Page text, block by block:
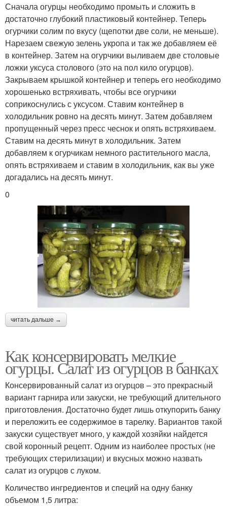
Сначала огурцы необходимо промыть и сложить в
достаточно глубокий пластиковый контейнер. Теперь
огурчики солим по вкусу (щепотки две соли, не меньше).
Нарезаем свежую зелень укропа и так же добавляем её
в контейнер. Затем на огурчики выливаем две столовые
ложки уксуса столового (это на пол кило огурцов).
Закрываем крышкой контейнер и теперь его необходимо
хорошенько встряхивать, чтобы все огурчики
соприкоснулись с уксусом. Ставим контейнер в
холодильник ровно на десять минут. Затем добавляем
пропущенный через пресс чеснок и опять встряхиваем.
Ставим на десять минут в холодильник. Затем
добавляем к огурчикам немного растительного масла,
опять встряхиваем и ставим в холодильник, как вы уже
догадались на десять минут.
0
читать дальше →
Как консервировать мелкие
огурцы. Салат из огурцов в банках
Консервированный салат из огурцов – это прекрасный
вариант гарнира или закуски, не требующий длительного
приготовления. Достаточно будет лишь откупорить банку
и переложить ее содержимое в тарелку. Вариантов такой
закуски существует много, у каждой хозяйки найдется
свой коронный рецепт. Одним из наиболее простых (не
требующих стерилизации) и вкусных можно назвать
салат из огурцов с луком.
Количество ингредиентов и специй на одну банку
объемом 1,5 литра: